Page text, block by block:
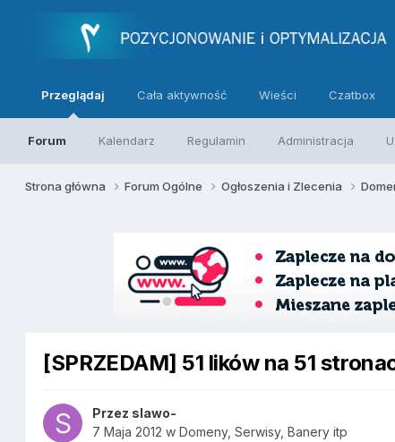
Przeglądaj
Forum Kalendarz Regulamin Administracja
Cała aktywność Wieści Czatbox
Strona główna Forum Ogólne Ogłoszenia i Zlecenia
[SPRZEDAM] 51 lików na 51
Przez slawo-
7 Maja 2012 wDomeny, Serwisy, Banery itp